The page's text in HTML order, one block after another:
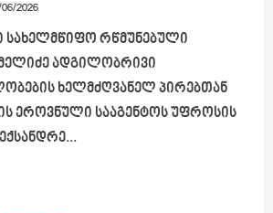
2026
სახელმწიფო რწმუნებული
ადგილობრივი
ხელმძღვანელ პირებთან
ეროვნული სააგენტოს უფროსის